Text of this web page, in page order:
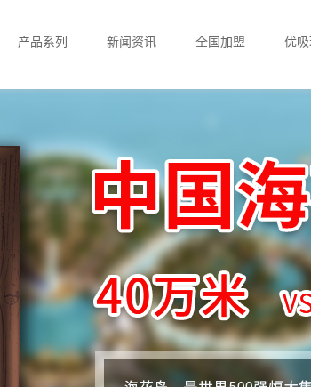
产品系列 新闻资讯 全国加盟 优